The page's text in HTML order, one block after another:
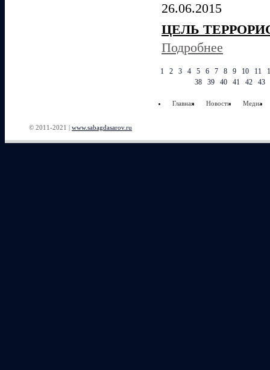
26.06.2015
ЦЕЛЬ
Подробнее
1 2 3 4 5 6 7 8 9 10 11
38
39 40 41 42 43
Главная Новости Медиа
© 2011-2021 | www.sabagdasarov.ru